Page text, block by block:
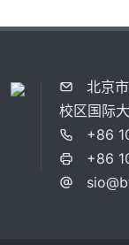
北京
校区国际
+86
+86